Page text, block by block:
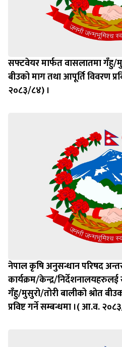
सफ्टवेयर मार्फत वासलातमा गँहु/
बीउको माग तथा आपूर्ति विवरण
२०८३/८४) ।
नेपाल कृषि अनुसन्धान परिषद
कार्यक्रम/केन्द्र/
गँहु/मुसुरो/तोरी बालीको श्रोत
प्रविष्ट गर्ने सम्बन्धमा ।( आ.व.